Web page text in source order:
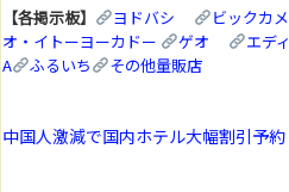
ス
(任
意)
【各掲示板】 ヨドバシ ビックカ
オ・イトーヨーカドー
ゲオ エデ
A
ふるいち その他量販店
中国人激減で国内ホテル大幅割引予約